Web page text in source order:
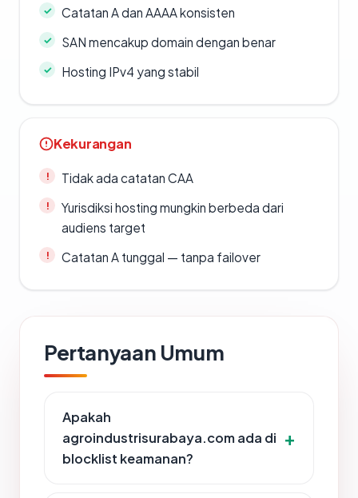
Catatan A dan AAAA konsisten
SAN mencakup domain dengan benar
Hosting IPv4 yang stabil
Kekurangan
Tidak ada catatan CAA
Yurisdiksi hosting mungkin berbeda dari
audiens target
Catatan A tunggal — tanpa failover
Pertanyaan Umum
Apakah
agroindustrisurabaya.com ada di
blocklist keamanan?